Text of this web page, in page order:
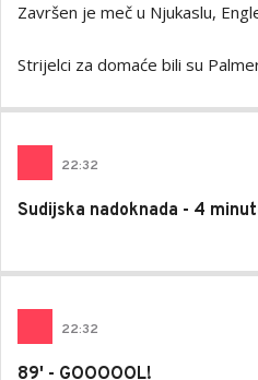
Završen je meč u Njukaslu,
Strijelci za domaće bili su
22:32
Sudijska nadoknada - 4
22:32
89' - GOOOOOL!